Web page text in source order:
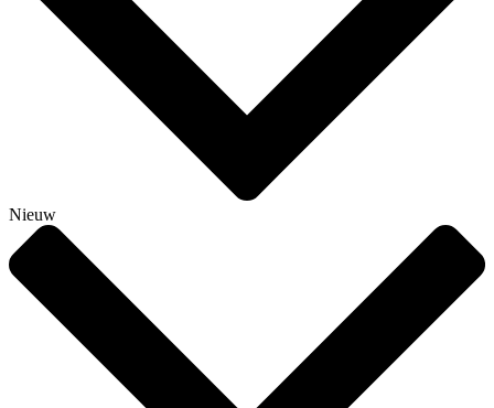
Nieuw